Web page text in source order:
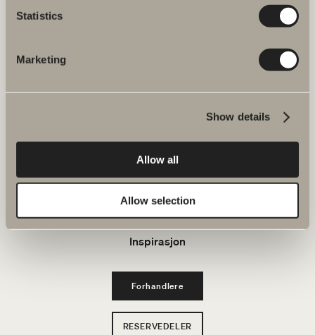
Statistics
Marketing
Show details
Allow all
Allow selection
E-post: kundeservice@svedbergs.no
Serier
Tegneverktøy
Bærekraft
Inspirasjon
Forhandlere
RESERVEDELER